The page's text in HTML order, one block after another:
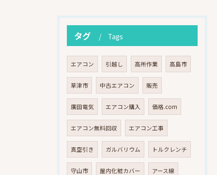
タグ Tags
エアコン 引越し 高所作業 高島市
草津市 中古エアコン 販売
廣田電気 エアコン購入 価格.com
エアコン無料回収 エアコン工事
真空引き ガルバリウム トルクレンチ
守山市 屋内化粧カバー アース線